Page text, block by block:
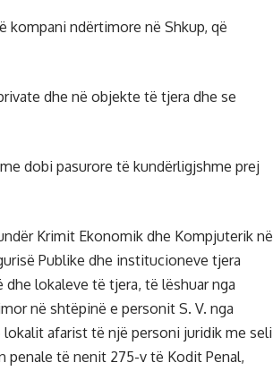
kompani ndërtimore në Shkup, që
dhe në objekte të tjera dhe se
dobi pasurore të kundërligjshme prej
Krimit Ekonomik dhe Kompjuterik në
Publike dhe institucioneve tjera
lokaleve të tjera, të lëshuar nga
në shtëpinë e personit S. V. nga
afarist të një personi juridik me seli
penale të nenit 275-v të Kodit Penal,